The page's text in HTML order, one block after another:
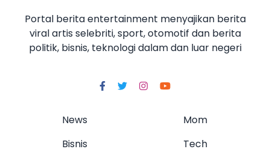
Portal berita entertainment menyajikan berita
viral artis selebriti, sport, otomotif dan berita
politik, bisnis, teknologi dalam dan luar negeri
News
Bisnis
Mom
Tech